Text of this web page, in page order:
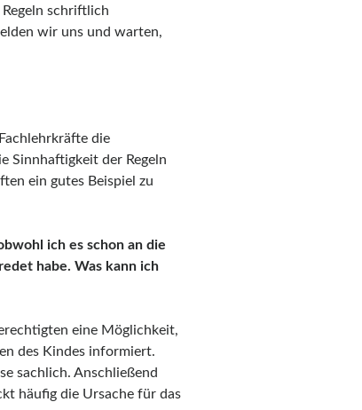
schriftlich
wir uns und warten,
die
Sinnhaftigkeit der Regeln
ein gutes Beispiel zu
ich es schon an die
habe. Was kann ich
eine Möglichkeit,
des Kindes informiert.
sachlich. Anschließend
häufig die Ursache für das